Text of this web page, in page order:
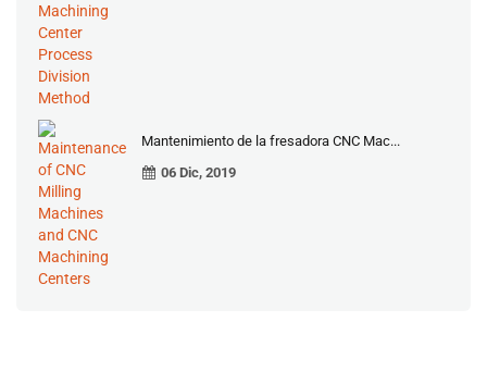
Mantenimiento de la fresadora CNC Mac...
06 Dic, 2019